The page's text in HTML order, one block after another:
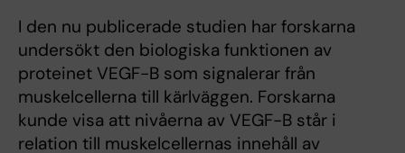
I den nu publicerade studien har forskarna
undersökt den biologiska funktionen av
proteinet VEGF-B som signalerar från
muskelcellerna till kärlväggen. Forskarna
kunde visa att nivåerna av VEGF-B står i
relation till muskelcellernas innehåll av